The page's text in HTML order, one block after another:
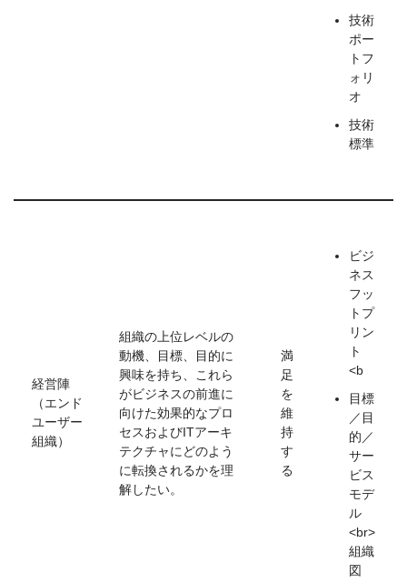
技術
ポー
トフ
ォリ
オ
技術
標準
経営陣
（エンド
ユーザー
組織）
組織の上位レベルの
動機、目標、目的に
興味を持ち、これら
がビジネスの前進に
向けた効果的なプロ
セスおよびITアーキ
テクチャにどのよう
に転換されるかを理
解したい。
満
足
を
維
持
す
る
ビジ
ネス
フッ
トプ
リン
ト
<b
目標
／目
的／
サー
ビス
モデ
ル
<br>
組織
図